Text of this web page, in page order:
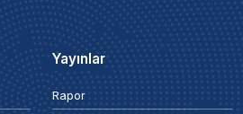
Yayınlar
Rapor